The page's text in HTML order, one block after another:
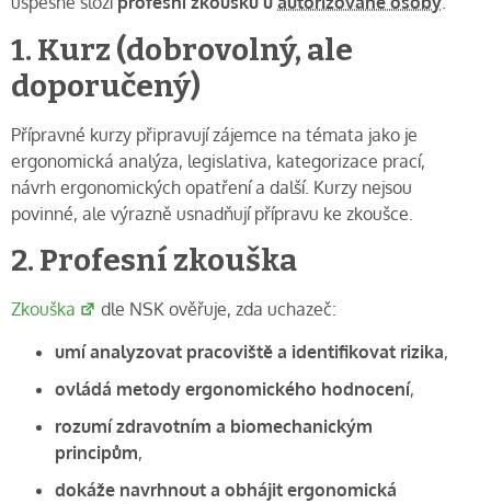
1. Kurz (dobrovolný, ale
doporučený)
Přípravné kurzy připravují zájemce na témata jako je
ergonomická analýza, legislativa, kategorizace prací,
návrh ergonomických opatření a další. Kurzy nejsou
povinné, ale výrazně usnadňují přípravu ke zkoušce.
2. Profesní zkouška
Zkouška
dle NSK ověřuje, zda uchazeč:
umí analyzovat pracoviště a identifikovat rizika,
ovládá metody ergonomického hodnocení,
rozumí zdravotním a biomechanickým
principům,
dokáže navrhnout a obhájit ergonomická